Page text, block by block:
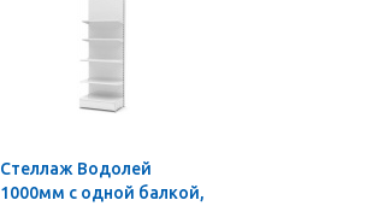
Стеллаж Водолей
1000мм с одной балкой,